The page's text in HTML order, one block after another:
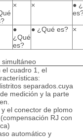
× ×
●
●
¿Qué
es?
● ¿Qué es? ×
simultáneo
el cuadro 1, el
separados.cuya
medición y la parte
el conector de plomo
RJ con
automático y